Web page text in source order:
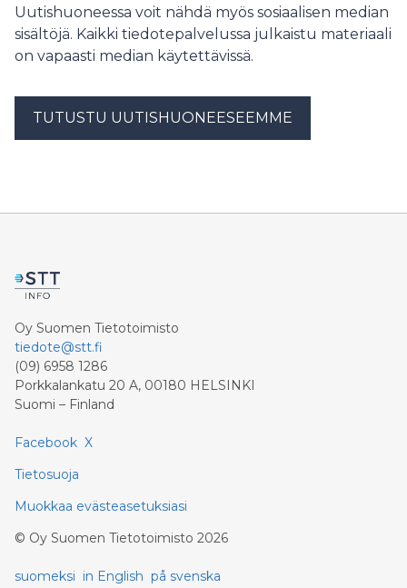
Uutishuoneessa voit nähdä myös sosiaalisen median
sisältöjä. Kaikki tiedotepalvelussa julkaistu materiaali
on vapaasti median käytettävissä.
TUTUSTU UUTISHUONEESEEMME
Oy Suomen Tietotoimisto
tiedote@stt.fi
(09) 6958 1286
Porkkalankatu 20 A, 00180 HELSINKI
Suomi – Finland
Facebook X
Tietosuoja
Muokkaa evästeasetuksiasi
© Oy Suomen Tietotoimisto 2026
suomeksi in English på svenska